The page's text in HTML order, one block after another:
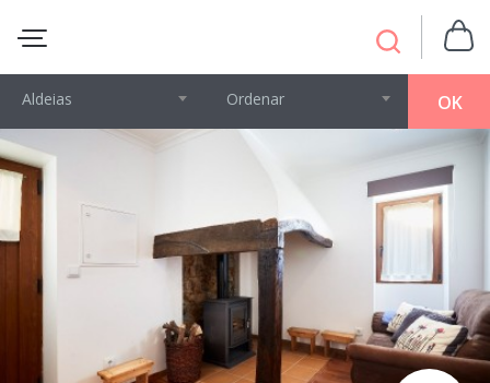
OK
Aldeias Ordenar